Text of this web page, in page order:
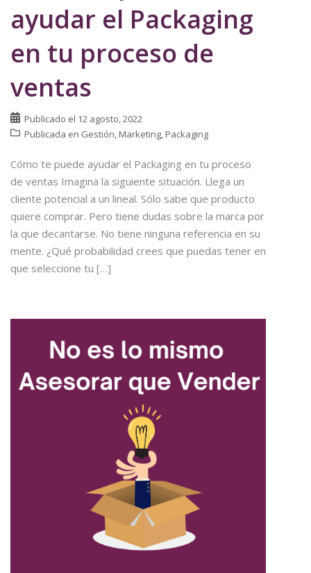
ayudar el Packaging
en tu proceso de
ventas
Publicado el 12 agosto, 2022
Publicada en Gestión, Marketing, Packaging
Cómo te puede ayudar el Packaging en tu proceso
de ventas Imagina la siguiente situación. Llega un
cliente potencial a un lineal. Sólo sabe que producto
quiere comprar. Pero tiene dudas sobre la marca por
la que decantarse. No tiene ninguna referencia en su
mente. ¿Qué probabilidad crees que puedas tener en
que seleccione tu […]